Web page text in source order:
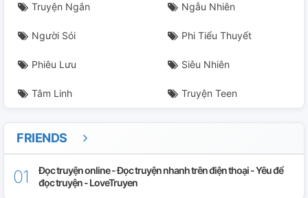
Truyện Ngắn Ngẫu Nhiên
Người Sói Phi Tiểu Thuyết
Phiêu Lưu Siêu Nhiên
Tâm Linh Truyện Teen
FRIENDS
Đọc truyện online - Đọc truyện nhanh trên điện thoại - Yêu để
đọc truyện - LoveTruyen